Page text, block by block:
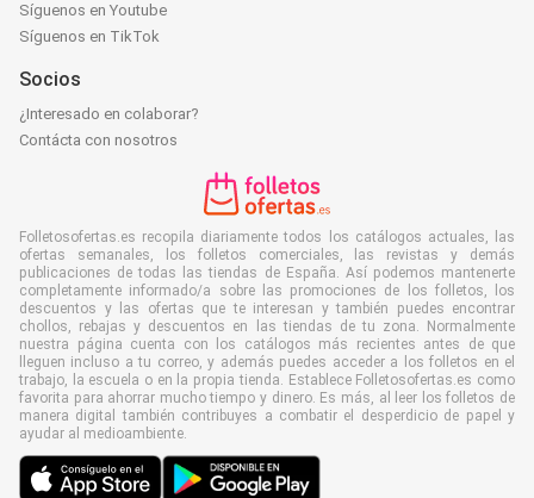
Síguenos en Youtube
Síguenos en TikTok
Socios
¿Interesado en colaborar?
Contácta con nosotros
Folletosofertas.es recopila diariamente todos los catálogos actuales, las
ofertas semanales, los folletos comerciales, las revistas y demás
publicaciones de todas las tiendas de España. Así podemos mantenerte
completamente informado/a sobre las promociones de los folletos, los
descuentos y las ofertas que te interesan y también puedes encontrar
chollos, rebajas y descuentos en las tiendas de tu zona. Normalmente
nuestra página cuenta con los catálogos más recientes antes de que
lleguen incluso a tu correo, y además puedes acceder a los folletos en el
trabajo, la escuela o en la propia tienda. Establece Folletosofertas.es como
favorita para ahorrar mucho tiempo y dinero. Es más, al leer los folletos de
manera digital también contribuyes a combatir el desperdicio de papel y
ayudar al medioambiente.